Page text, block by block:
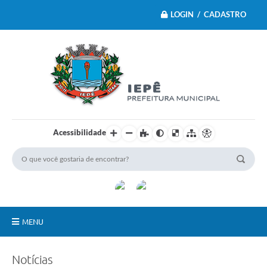
LOGIN / CADASTRO
Acessibilidade
MENU
Notícias